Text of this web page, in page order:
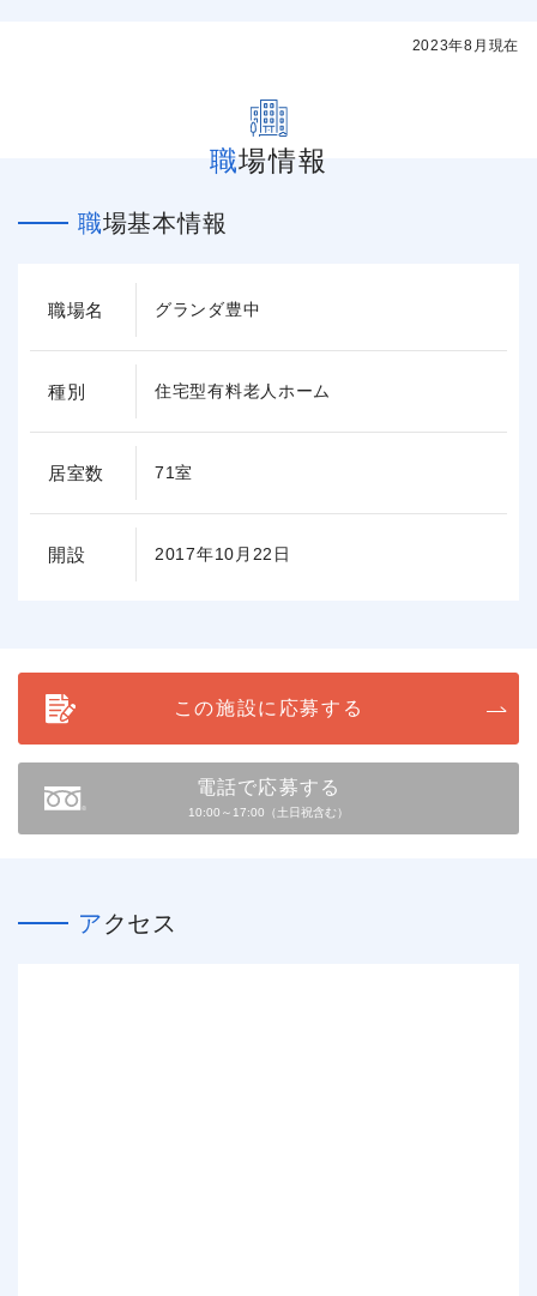
2023年8月現在
職場情報
職場基本情報
職場名 グランダ豊中
種別 住宅型有料老人ホーム
居室数 71室
開設 2017年10月22日
この施設に応募する
電話で応募する
10:00～17:00（土日祝含む）
アクセス